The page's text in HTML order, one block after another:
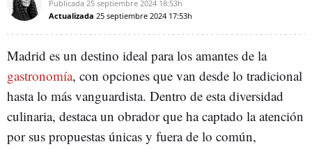
Publicada 25 septiembre 2024 18:53h
Actualizada 25 septiembre 2024 17:53h
Madrid es un destino ideal para los amantes de la
gastronomía, con opciones que van desde lo tradicional
hasta lo más vanguardista. Dentro de esta diversidad
culinaria, destaca un obrador que ha captado la atención
por sus propuestas únicas y fuera de lo común,